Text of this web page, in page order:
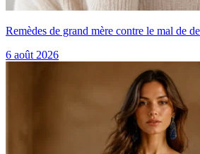
Remèdes de grand mère contre le mal de
6 août 2026